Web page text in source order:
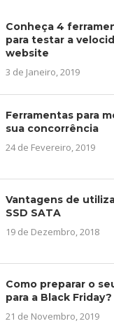
Conheça 4
para testar a
website
3 de Janeiro, 2019
Ferramentas para
sua concorrência
24 de Fevereiro, 2019
Vantagens de
SSD SATA
19 de Dezembro, 2018
Como preparar o
para a Black Friday?
21 de Novembro, 2019